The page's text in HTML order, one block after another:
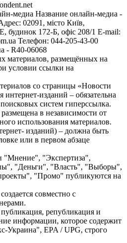
медиа Название онлайн-медиа -
02091, місто Київ,
172-Б, офіс 208/1 E-mail:
Телефон: 044-205-43-00
- R40-06068
материалов, размещённых на
условии ссылки на
со страницы «Новости
изданий – обязательна
систем гиперссылка.
в независимости от
использования материалов.
изданий) – должна быть
или в первом абзаце
"Мнение", "Экспертиза",
"Деньги", "Власть", "Выборы",
"Промо" публикуются на
совместно с
републикация и
информации, которое содержит
Украина", EPA / UPG, строго